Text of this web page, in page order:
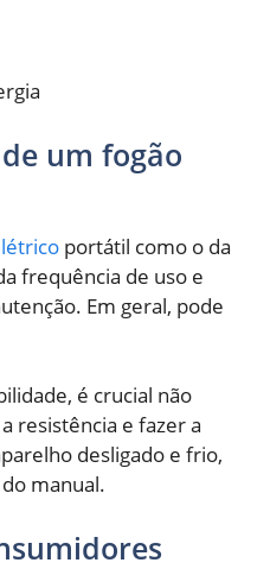
um fogão
portátil como o da
frequência de uso e
Em geral, pode
é crucial não
resistência e fazer a
desligado e frio,
manual.